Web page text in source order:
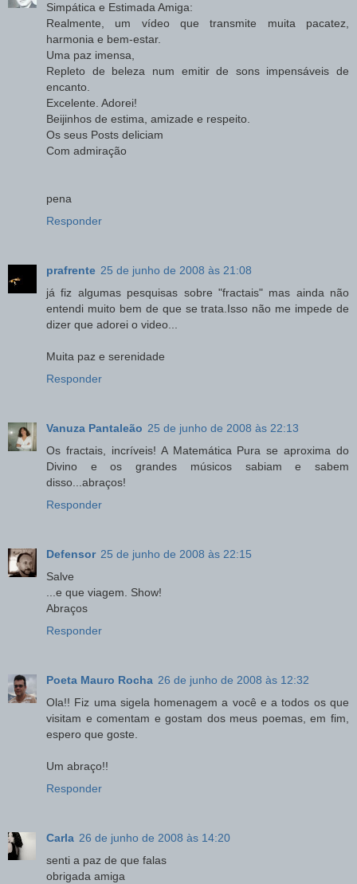
Simpática e Estimada Amiga:
Realmente, um vídeo que transmite muita pacatez,
harmonia e bem-estar.
Uma paz imensa,
Repleto de beleza num emitir de sons impensáveis de
encanto.
Excelente. Adorei!
Beijinhos de estima, amizade e respeito.
Os seus Posts deliciam
Com admiração
pena
Responder
prafrente 25 de junho de 2008 às 21:08
já fiz algumas pesquisas sobre "fractais" mas ainda não
entendi muito bem de que se trata.Isso não me impede de
dizer que adorei o video...
Muita paz e serenidade
Responder
Vanuza Pantaleão 25 de junho de 2008 às 22:13
Os fractais, incríveis! A Matemática Pura se aproxima do
Divino e os grandes músicos sabiam e sabem
disso...abraços!
Responder
Defensor 25 de junho de 2008 às 22:15
Salve
...e que viagem. Show!
Abraços
Responder
Poeta Mauro Rocha 26 de junho de 2008 às 12:32
Ola!! Fiz uma sigela homenagem a você e a todos os que
visitam e comentam e gostam dos meus poemas, em fim,
espero que goste.
Um abraço!!
Responder
Carla 26 de junho de 2008 às 14:20
senti a paz de que falas
obrigada amiga